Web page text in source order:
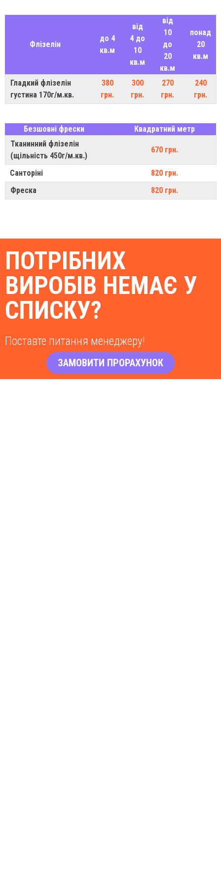
Флізелін
до 4
кв.м
від
4 до
10
кв.м
від
10
до
20
кв.м
понад
20
кв.м
Гладкий флізелін
густина 170г/м.кв.
380
грн.
300
грн.
270
грн.
240
грн.
Безшовні фрески
Квадратний метр
Тканинний флізелін
(щільність 450г/м.кв.)
670 грн.
Санторіні
820 грн.
Фреска
820 грн.
ПОТРІБНИХ
ВИРОБІВ НЕМАЄ У
СПИСКУ?
Поставте питання менеджеру!
ЗАМОВИТИ ПРОРАХУНОК